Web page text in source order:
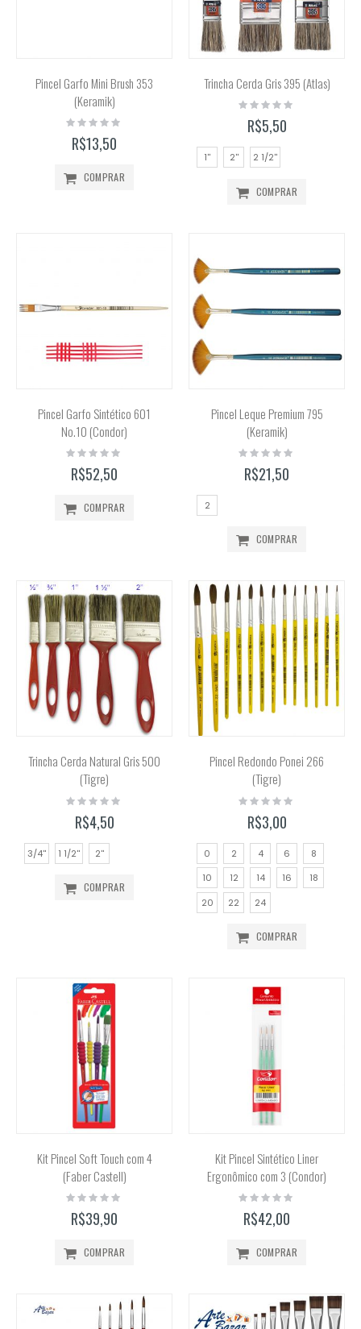
Pincel Garfo Mini Brush 353
(Keramik)
Rating:
R$13,50
COMPRAR
Trincha Cerda Gris 395 (Atlas)
Rating:
R$5,50
1'' 2'' 2 1/2''
COMPRAR
Pincel Garfo Sintético 601
No.10 (Condor)
Rating:
0%
R$52,50
COMPRAR
Pincel Leque Premium 795
(Keramik)
Rating:
0%
R$21,50
2
COMPRAR
Trincha Cerda Natural Gris 500
(Tigre)
Rating:
0%
R$4,50
3/4'' 1 1/2'' 2''
COMPRAR
Pincel Redondo Ponei 266
(Tigre)
Rating:
0%
R$3,00
0 2 4 6
8
10
12 14 16
18
20
22 24
COMPRAR
Kit Pincel Soft Touch com 4
(Faber Castell)
Rating:
R$39,90
COMPRAR
Kit Pincel Sintético Liner
Ergonômico com 3 (Condor)
Rating:
R$42,00
COMPRAR